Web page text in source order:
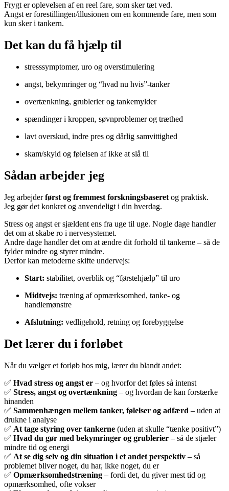
Frygt er oplevelsen af en reel fare, som sker tæt ved.
Angst er forestillingen/illusionen om en kommende fare, men som
kun sker i tankern.
Det kan du få hjælp til
stresssymptomer, uro og overstimulering
angst, bekymringer og “hvad nu hvis”-tanker
overtænkning, grublerier og tankemylder
spændinger i kroppen, søvnproblemer og træthed
lavt overskud, indre pres og dårlig samvittighed
skam/skyld og følelsen af ikke at slå til
Sådan arbejder jeg
Jeg arbejderførst og fremmest forskningsbaseret og praktisk.
Jeg gør det konkret og anvendeligt i din hverdag.
Stress og angst er sjældent ens fra uge til uge. Nogle dage handler
det om at skabe ro i nervesystemet.
Andre dage handler det om at ændre dit forhold til tankerne – så de
fylder mindre og styrer mindre.
Derfor kan metoderne skifte undervejs:
Start: stabilitet, overblik og “førstehjælp” til uro
Midtvejs: træning af opmærksomhed, tanke- og
handlemønstre
Afslutning: vedligehold, retning og forebyggelse
Det lærer du i forløbet
Når du vælger et forløb hos mig, lærer du blandt andet:
✅ Hvad stress og angst er – og hvorfor det føles så intenst
✅ Stress, angst og overtænkning – og hvordan de kan forstærke
hinanden
✅ Sammenhængen mellem tanker, følelser og adfærd – uden at
drukne i analyse
✅ At tage styring over tankerne (uden at skulle “tænke positivt”)
✅ Hvad du gør med bekymringer og grublerier – så de stjæler
mindre tid og energi
✅ At se dig selv og din situation i et andet perspektiv – så
problemet bliver noget, du har, ikke noget, du er
✅ Opmærksomhedstræning – fordi det, du giver mest tid og
opmærksomhed, ofte vokser